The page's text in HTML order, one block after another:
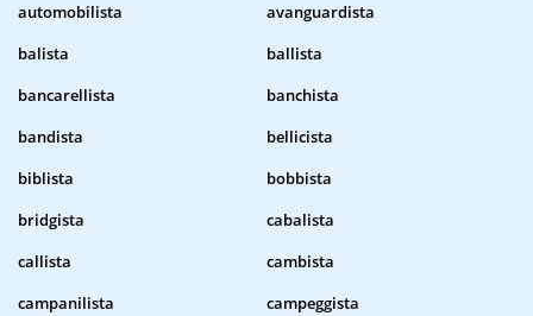
automobilista
avanguardista
balista
ballista
bancarellista
banchista
bandista
bellicista
biblista
bobbista
bridgista
cabalista
callista
cambista
campanilista
campeggista